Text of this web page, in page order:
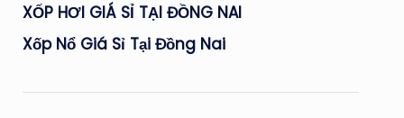
XỐP HƠI GIÁ SỈ TẠI ĐỒNG NAI
Xốp Nổ Giá Sỉ Tại Đồng Nai